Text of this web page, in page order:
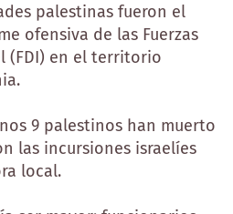
palestinas fueron el
ofensiva de las Fuerzas
(FDI) en el territorio
9 palestinos han muerto
las incursiones israelíes
local.